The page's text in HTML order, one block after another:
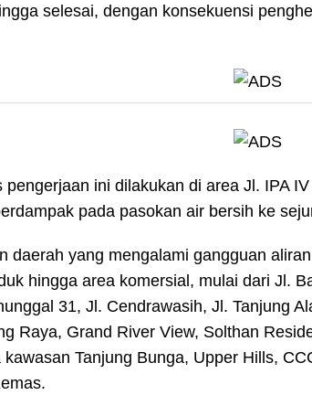
selesai, dengan konsekuensi
pengerjaan ini dilakukan di area Jl. IPA
pada pasokan air bersih ke
daerah yang mengalami gangguan
hingga area komersial, mulai dari Jl.
31, Jl. Cendrawasih, Jl. Tanjung
Raya, Grand River View, Solthan
kawasan Tanjung Bunga, Upper Hills,